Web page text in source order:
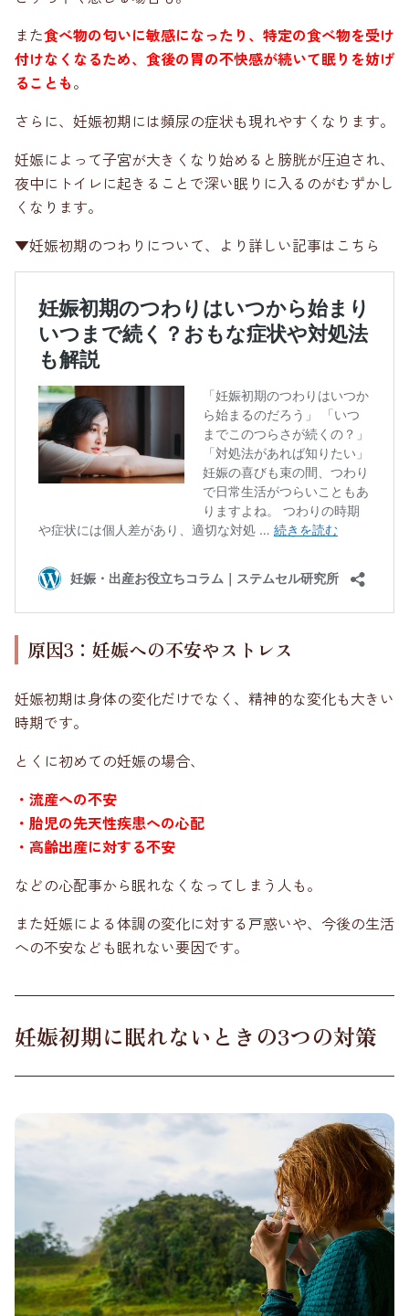
また食べ物の匂いに敏感になったり、特定の食べ物を受け
付けなくなるため、食後の胃の不快感が続いて眠りを妨げ
ることも。
さらに、妊娠初期には頻尿の症状も現れやすくなります。
妊娠によって子宮が大きくなり始めると膀胱が圧迫され、
夜中にトイレに起きることで深い眠りに入るのがむずかし
くなります。
▼妊娠初期のつわりについて、より詳しい記事はこちら
原因3：妊娠への不安やストレス
妊娠初期は身体の変化だけでなく、精神的な変化も大きい
時期です。
とくに初めての妊娠の場合、
・流産への不安
・胎児の先天性疾患への心配
・高齢出産に対する不安
などの心配事から眠れなくなってしまう人も。
また妊娠による体調の変化に対する戸惑いや、今後の生活
への不安なども眠れない要因です。
妊娠初期に眠れないときの3つの対策